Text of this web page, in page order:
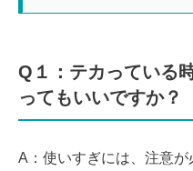
Q１：テカっている
ってもいいですか？
A：使いすぎには、注意が